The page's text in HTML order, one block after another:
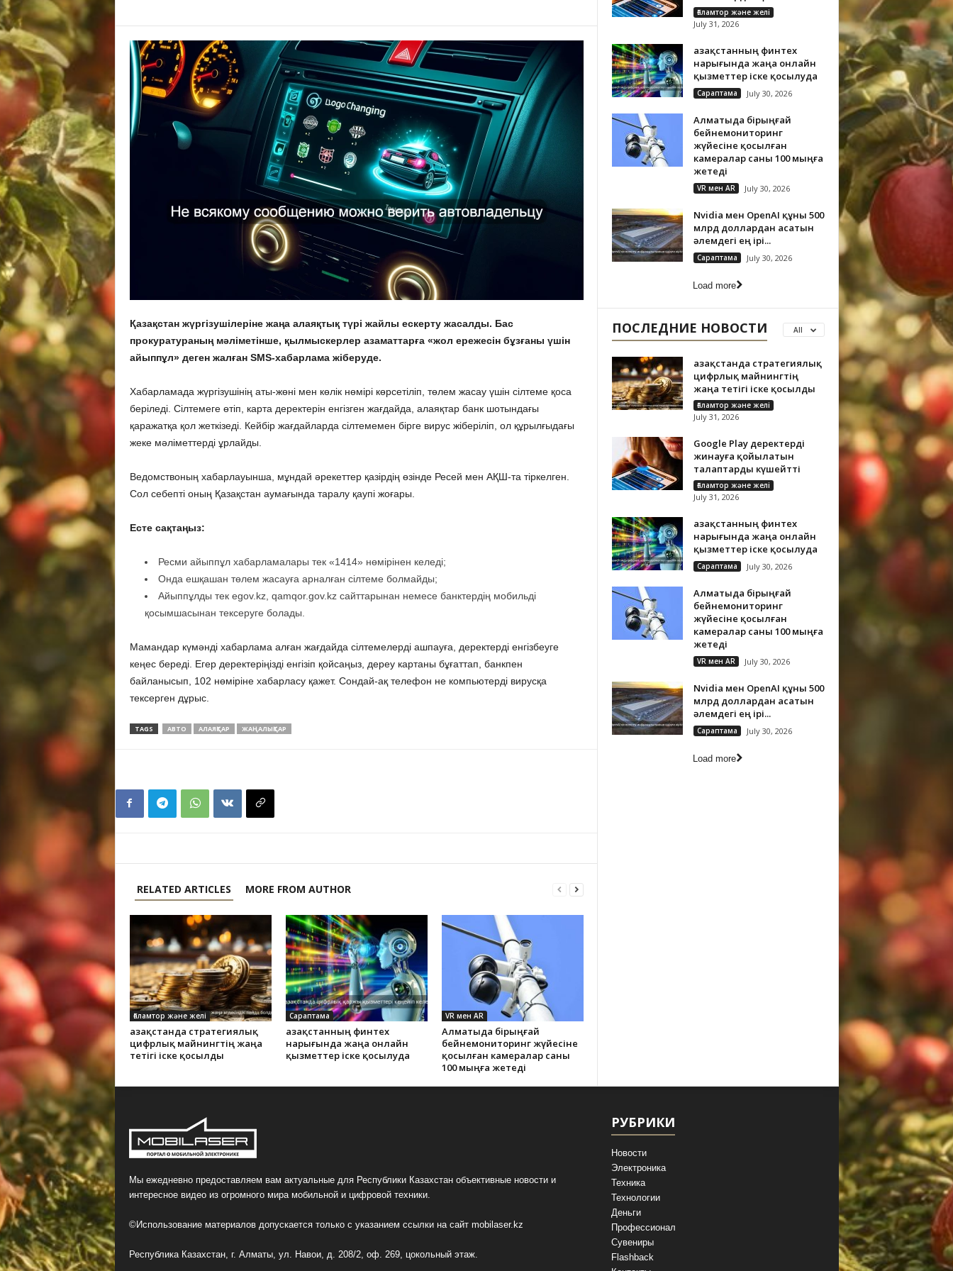
Қазақстан жүргізушілеріне жаңа алаяқтық түрі жайлы ескерту жасалды. Бас
прокуратураның мәліметінше, қылмыскерлер азаматтарға «жол ережесін бұзғаны үшін
айыппұл» деген жалған SMS-хабарлама жіберуде.
Хабарламада жүргізушінің аты-жөні мен көлік нөмірі көрсетіліп, төлем жасау үшін сілтеме қоса
беріледі. Сілтемеге өтіп, карта деректерін енгізген жағдайда, алаяқтар банк шотындағы
қаражатқа қол жеткізеді. Кейбір жағдайларда сілтемемен бірге вирус жіберіліп, ол құрылғыдағы
жеке мәліметтерді ұрлайды.
Ведомствоның хабарлауынша, мұндай әрекеттер қазірдің өзінде Ресей мен АҚШ-та тіркелген.
Сол себепті оның Қазақстан аумағында таралу қаупі жоғары.
Есте сақтаңыз:
Ресми айыппұл хабарламалары тек «1414» нөмірінен келеді;
Онда ешқашан төлем жасауға арналған сілтеме болмайды;
Айыппұлды тек egov.kz, qamqor.gov.kz сайттарынан немесе банктердің мобильді
қосымшасынан тексеруге болады.
Мамандар күмәнді хабарлама алған жағдайда сілтемелерді ашпауға, деректерді енгізбеуге
кеңес береді. Егер деректеріңізді енгізіп қойсаңыз, дереу картаны бұғаттап, банкпен
байланысып, 102 нөміріне хабарласу қажет. Сондай-ақ телефон не компьютерді вирусқа
тексерген дұрыс.
TAGS АВТО АЛАЯҚТАР ЖАҢАЛЫҚТАР
RELATED ARTICLES MORE FROM AUTHOR
Ғаламтор және желі
Қазақстанда стратегиялық
цифрлық майнингтің жаңа
тетігі іске қосылды
Сараптама
Қазақстанның финтех
нарығында жаңа онлайн
қызметтер іске қосылуда
VR мен AR
Алматыда бірыңғай
бейнемониторинг жүйесіне
қосылған камералар саны
100 мыңға жетеді
Ғаламтор және желі
July 31, 2026
Қазақстанның финтех
нарығында жаңа онлайн
қызметтер іске қосылуда
Сараптама July 30, 2026
Алматыда бірыңғай
бейнемониторинг
жүйесіне қосылған
камералар саны 100 мыңға
жетеді
VR мен AR July 30, 2026
Nvidia мен OpenAI құны 500
млрд доллардан асатын
әлемдегі ең ірі...
Сараптама July 30, 2026
Load more
ПОСЛЕДНИЕ НОВОСТИ All
Қазақстанда стратегиялық
цифрлық майнингтің
жаңа тетігі іске қосылды
Ғаламтор және желі
July 31, 2026
Google Play деректерді
жинауға қойылатын
талаптарды күшейтті
Ғаламтор және желі
July 31, 2026
Қазақстанның финтех
нарығында жаңа онлайн
қызметтер іске қосылуда
Сараптама July 30, 2026
Алматыда бірыңғай
бейнемониторинг
жүйесіне қосылған
камералар саны 100 мыңға
жетеді
VR мен AR July 30, 2026
Nvidia мен OpenAI құны 500
млрд доллардан асатын
әлемдегі ең ірі...
Сараптама July 30, 2026
Load more
Мы ежедневно предоставляем вам актуальные для Республики Казахстан объективные новости и
интересное видео из огромного мира мобильной и цифровой техники.
©Использование материалов допускается только с указанием ссылки на сайт mobilaser.kz
Республика Казахстан, г. Алматы, ул. Навои, д. 208/2, оф. 269, цокольный этаж.
РУБРИКИ
Новости
Электроника
Техника
Технологии
Деньги
Профессионал
Сувениры
Flashback